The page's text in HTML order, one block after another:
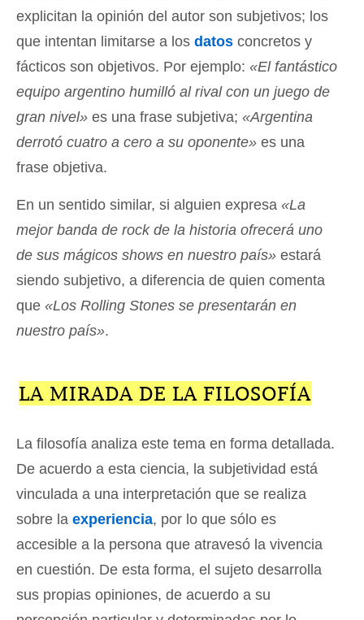
explicitan la opinión del autor son subjetivos; los
que intentan limitarse a los datos concretos y
fácticos son objetivos. Por ejemplo: «El fantástico
equipo argentino humilló al rival con un juego de
gran nivel» es una frase subjetiva; «Argentina
derrotó cuatro a cero a su oponente» es una
frase objetiva.
En un sentido similar, si alguien expresa «La
mejor banda de rock de la historia ofrecerá uno
de sus mágicos shows en nuestro país» estará
siendo subjetivo, a diferencia de quien comenta
que «Los Rolling Stones se presentarán en
nuestro país».
LA MIRADA DE LA FILOSOFÍA
La filosofía analiza este tema en forma detallada.
De acuerdo a esta ciencia, la subjetividad está
vinculada a una interpretación que se realiza
sobre la experiencia, por lo que sólo es
accesible a la persona que atravesó la vivencia
en cuestión. De esta forma, el sujeto desarrolla
sus propias opiniones, de acuerdo a su